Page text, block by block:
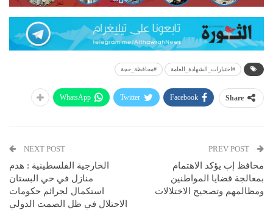
#اختبارات_الشهادة_العامة #محافظة_حجة
Share
Facebook
Twitter
WhatsApp
محافظ إب يؤكد الاهتمام
بمعالجة قضايا المواطنين
ومظالمهم وتصحيح الاختلالات
NEXT POST
الخارجية الفلسطينية : هدم
منازل في حي البستان
استكمال لجرائم حكومات
الاحتلال في ظل الصمت الدولي